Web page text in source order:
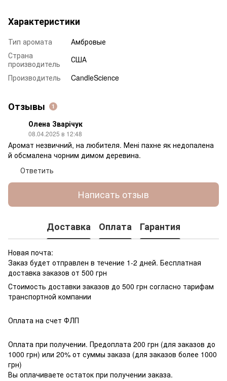
Характеристики
Тип аромата
Амбровые
Страна
производитель
США
Производитель
CandleScience
Отзывы 1
Олена Зварічук
08.04.2025 в 12:48
Аромат незвичний, на любителя. Мені пахне як недопалена
й обсмалена чорним димом деревина.
Ответить
Написать отзыв
Доставка Оплата Гарантия
Новая почта:
Заказ будет отправлен в течение 1-2 дней. Бесплатная
доставка заказов от 500 грн
Стоимость доставки заказов до 500 грн согласно тарифам
транспортной компании
Оплата на счет ФЛП
Оплата при получении. Предоплата 200 грн (для заказов до
1000 грн) или 20% от суммы заказа (для заказов более 1000
грн)
Вы оплачиваете остаток при получении заказа.